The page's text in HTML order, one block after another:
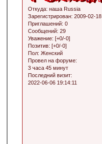
Откуда: наша Russia
Зарегистрирован: 2009-02-18
Приглашений: 0
Сообщений: 29
Уважение: [+0/-0]
Позитив: [+0/-0]
Пол: Женский
Провел на форуме:
3 часа 45 минут
Последний визит:
2022-06-06 19:14:11